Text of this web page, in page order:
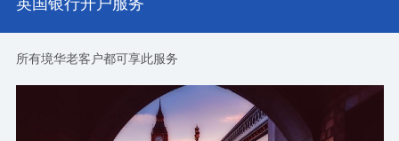
间明显缩短，对移民监时间
所有境华老客户都可享此服务